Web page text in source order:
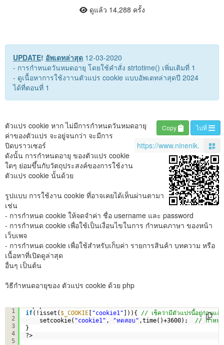
ดูแล้ว 14,288 ครั้ง
UPDATE! อัพเดทล่าสุด 12-03-2020
- การกำหนดวันหมดอายุ โดยใช้คำสั่ง strtotime() เพิ่มเติมที่ 1
- ดูเนื้อหาการใช้งาานตัวแปร cookie แบบอัพเดทล่าสุดปี 2024
ได้ที่ตอนที่ 1
ไปที่
Copy
ตัวแปร cookie หาก ไม่มีการกำหนดวันหมดอายุ
ค่าของตัวแปร จะอยู่จนกว่า จะมีการ
ปิดบราวเซอร์
ดังนั้น การกำหนดอายุ ของตัวแปร cookie
ใดๆ ย่อมขึ้นกับวัตถุประสงค์ของการใช้งาน
ตัวแปร cookie นั้นด้วย
รูปแบบ การใช้งาน cookie ที่อาจเคยได้เห็นผ่านตามา
เช่น
- การกำหนด cookie ให้จดจำค่า ชื่อ username และ password
- การกำหนด cookie เพื่อใช้เป็นเงื่อนไขในการ กำหนดภาษา ของหน้า
เว็บเพจ
- การกำหนด cookie เพื่อใช้สำหรับเก็บค่า รายการสินค้า บทความ หรือ
เนื้อหาที่เปิดดูล่าสุด
อื่นๆ เป็นต้น
วิธีกำหนดอายุของ ตัวแปร cookie ด้วย php
1
2
3
4
5
if(!isset( $_COOKIE [ "cookie1" ])){ // เช็คว่ามีตัวแปรนี้อยู่ก่อนแล้
setcookie( "cookie1" , "ทดสอบ" ,time()+3600); // กำห
}
?>